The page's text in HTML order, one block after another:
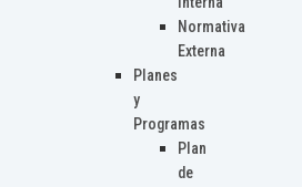
Normativa
Externa
Planes
y
Programas
Plan
de